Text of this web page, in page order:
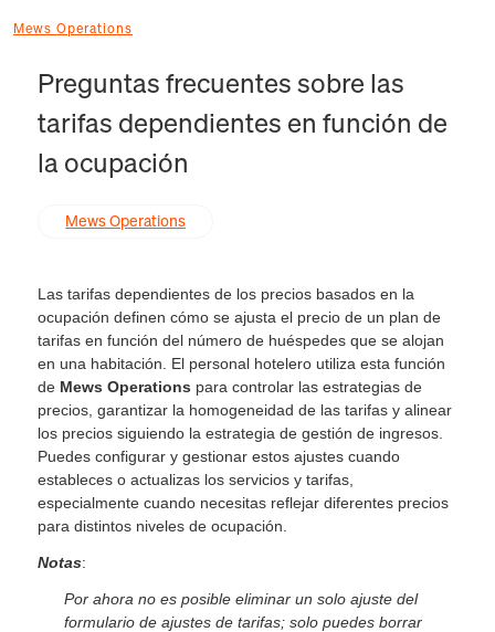
Mews Operations
Preguntas frecuentes sobre las
tarifas dependientes en función de
la ocupación
Mews Operations
Las tarifas dependientes de los precios basados en la
ocupación definen cómo se ajusta el precio de un plan de
tarifas en función del número de huéspedes que se alojan
en una habitación. El personal hotelero utiliza esta función
de Mews Operations para controlar las estrategias de
precios, garantizar la homogeneidad de las tarifas y alinear
los precios siguiendo la estrategia de gestión de ingresos.
Puedes configurar y gestionar estos ajustes cuando
estableces o actualizas los servicios y tarifas,
especialmente cuando necesitas reflejar diferentes precios
para distintos niveles de ocupación.
Notas:
Por ahora no es posible eliminar un solo ajuste del
formulario de ajustes de tarifas; solo puedes borrar